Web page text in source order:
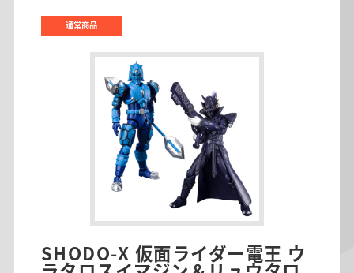
通常商品
SHODO-X 仮面ライダー電王 ウ